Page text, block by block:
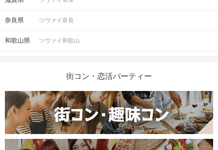
奈良県 ツヴァイ奈良
和歌山県 ツヴァイ和歌山
街コン・恋活パーティー